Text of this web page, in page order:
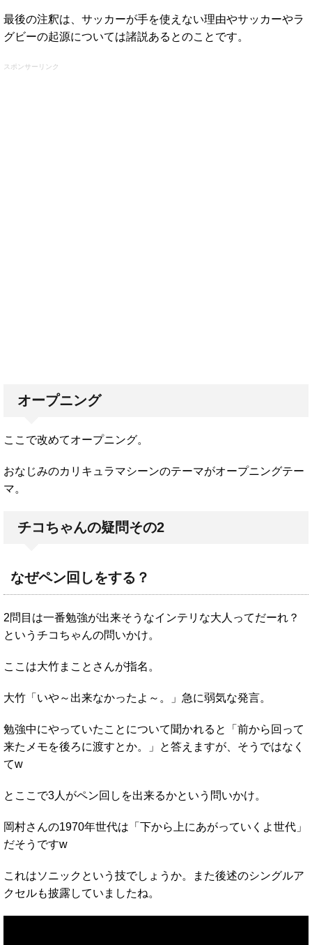
最後の注釈は、サッカーが手を使えない理由やサッカーやラ
グビーの起源については諸説あるとのことです。
スポンサーリンク
オープニング
ここで改めてオープニング。
おなじみのカリキュラマシーンのテーマがオープニングテー
マ。
チコちゃんの疑問その2
なぜペン回しをする？
2問目は一番勉強が出来そうなインテリな大人ってだーれ？
というチコちゃんの問いかけ。
ここは大竹まことさんが指名。
大竹「いや～出来なかったよ～。」急に弱気な発言。
勉強中にやっていたことについて聞かれると「前から回って
来たメモを後ろに渡すとか。」と答えますが、そうではなく
てw
とここで3人がペン回しを出来るかという問いかけ。
岡村さんの1970年世代は「下から上にあがっていくよ世代」
だそうですw
これはソニックという技でしょうか。また後述のシングルア
クセルも披露していましたね。